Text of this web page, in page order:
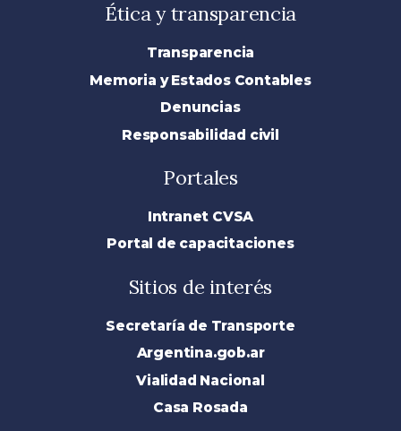
Ética y transparencia
Transparencia
Memoria y Estados Contables
Denuncias
Responsabilidad civil
Portales
Intranet CVSA
Portal de capacitaciones
Sitios de interés
Secretaría de Transporte
Argentina.gob.ar
Vialidad Nacional
Casa Rosada